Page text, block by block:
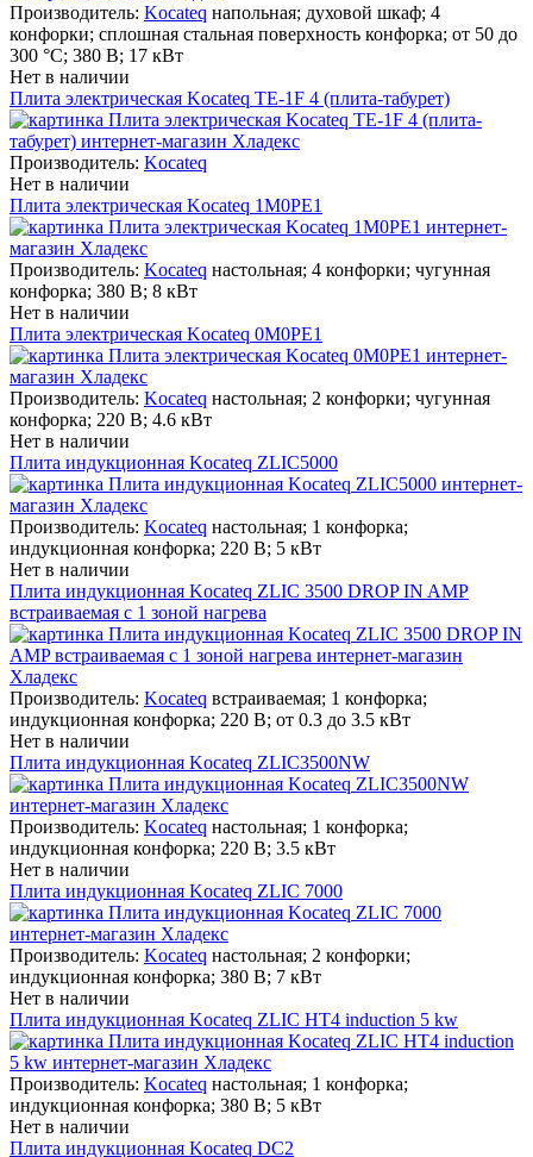
Производитель: Kocateq напольная; духовой шкаф; 4
конфорки; сплошная стальная поверхность конфорка; от 50 до
300 °С; 380 В; 17 кВт
Нет в наличии
Плита электрическая Kocateq TE-1F 4 (плита-табурет)
Производитель: Kocateq
Нет в наличии
Плита электрическая Kocateq 1M0PE1
Производитель: Kocateq настольная; 4 конфорки; чугунная
конфорка; 380 В; 8 кВт
Нет в наличии
Плита электрическая Kocateq 0M0PE1
Производитель: Kocateq настольная; 2 конфорки; чугунная
конфорка; 220 В; 4.6 кВт
Нет в наличии
Плита индукционная Kocateq ZLIC5000
Производитель: Kocateq настольная; 1 конфорка;
индукционная конфорка; 220 В; 5 кВт
Нет в наличии
Плита индукционная Kocateq ZLIC 3500 DROP IN AMP
встраиваемая с 1 зоной нагрева
Производитель: Kocateq встраиваемая; 1 конфорка;
индукционная конфорка; 220 В; от 0.3 до 3.5 кВт
Нет в наличии
Плита индукционная Kocateq ZLIC3500NW
Производитель: Kocateq настольная; 1 конфорка;
индукционная конфорка; 220 В; 3.5 кВт
Нет в наличии
Плита индукционная Kocateq ZLIC 7000
Производитель: Kocateq настольная; 2 конфорки;
индукционная конфорка; 380 В; 7 кВт
Нет в наличии
Плита индукционная Kocateq ZLIC HT4 induction 5 kw
Производитель: Kocateq настольная; 1 конфорка;
индукционная конфорка; 380 В; 5 кВт
Нет в наличии
Плита индукционная Kocateq DC2